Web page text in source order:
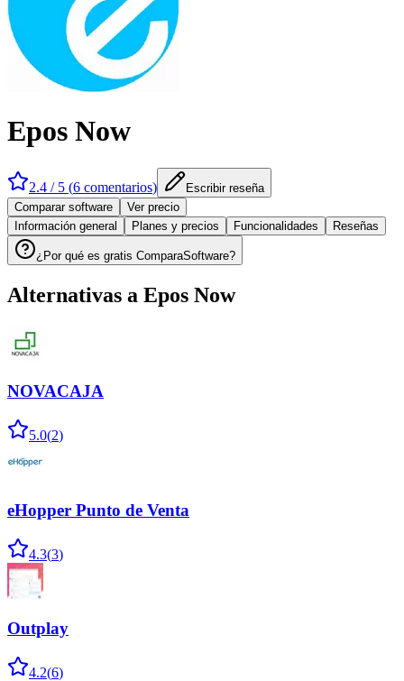
Epos Now
2.4 / 5 (6 comentarios)
Escribir reseña
Comparar software
Ver precio
Información general
Planes y precios Funcionalidades Reseñas
¿Por qué es gratis ComparaSoftware?
Alternativas a Epos Now
NOVACAJA
5.0(2)
eHopper Punto de Venta
4.3(3)
Outplay
4.2(6)